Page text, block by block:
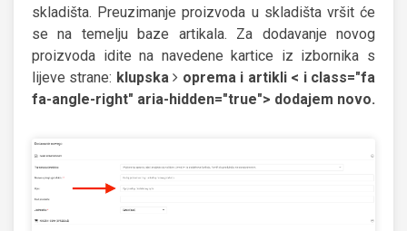
skladišta. Preuzimanje proizvoda u skladišta vršit će
se na temelju baze artikala. Za dodavanje novog
proizvoda idite na navedene kartice iz izbornika s
lijeve strane: klupska
oprema i artikli < i class="fa
fa-angle-right" aria-hidden="true"> dodajem novo.